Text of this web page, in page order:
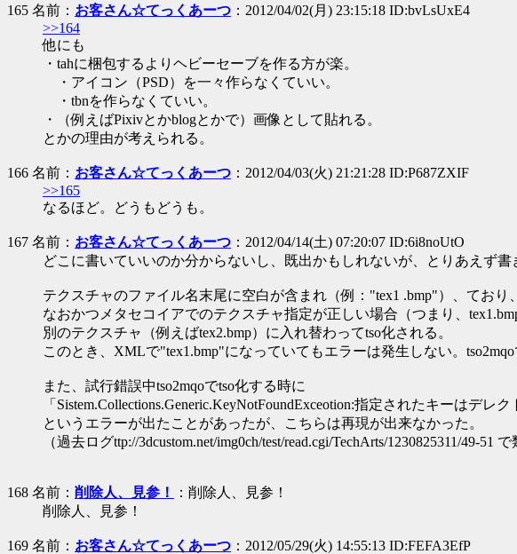
165 名前： お客さん☆てっくあーつ ：2012/04/02(月) 23:15:18 ID:bvLsUxE4
>>164
他にも
・tahに梱包するよりヘビーセーブを作る方が楽。
・アイコン（PSD）を一々作らなくていい。
・tbnを作らなくていい。
・（例えばPixivとかblogとかで）画像として貼れる。
とかの理由が考えられる。
166 名前： お客さん☆てっくあーつ ：2012/04/03(火) 21:21:28 ID:P687ZXIF
>>165
なるほど。どうもどうも。
167 名前： お客さん☆てっくあーつ ：2012/04/14(土) 07:20:07 ID:6i8noUtO
どこに書いていいのか分からないし、既出かもしれないが、とりあえず書
テクスチャのファイル名末尾に空白が含まれ（例："tex1 .bmp"）、ており、
なおかつメタセコイアでのテクスチャ指定が正しい場合（つまり、
別のテクスチャ（例えばtex2.bmp）に入れ替わってtso化される。
このとき、XMLで"tex1.bmp"になっていてもエラーは発生しない。
また、試行錯誤中tso2mqoでtso化する時に
「Sistem.Collections.Generic.KeyNotFoundExceotion:指定されたキーはデレ
というエラーが出たことがあったが、こちらは再現が出来なかった。
（過去ログttp://3dcustom.net/img0ch/test/read.cgi/TechArts/1230825311/49-51
168 名前： 削除人、見参！
：削除人、見参！
削除人、見参！
169 名前： お客さん☆てっくあーつ ：2012/05/29(火) 14:55:13 ID:FEFA3EfP